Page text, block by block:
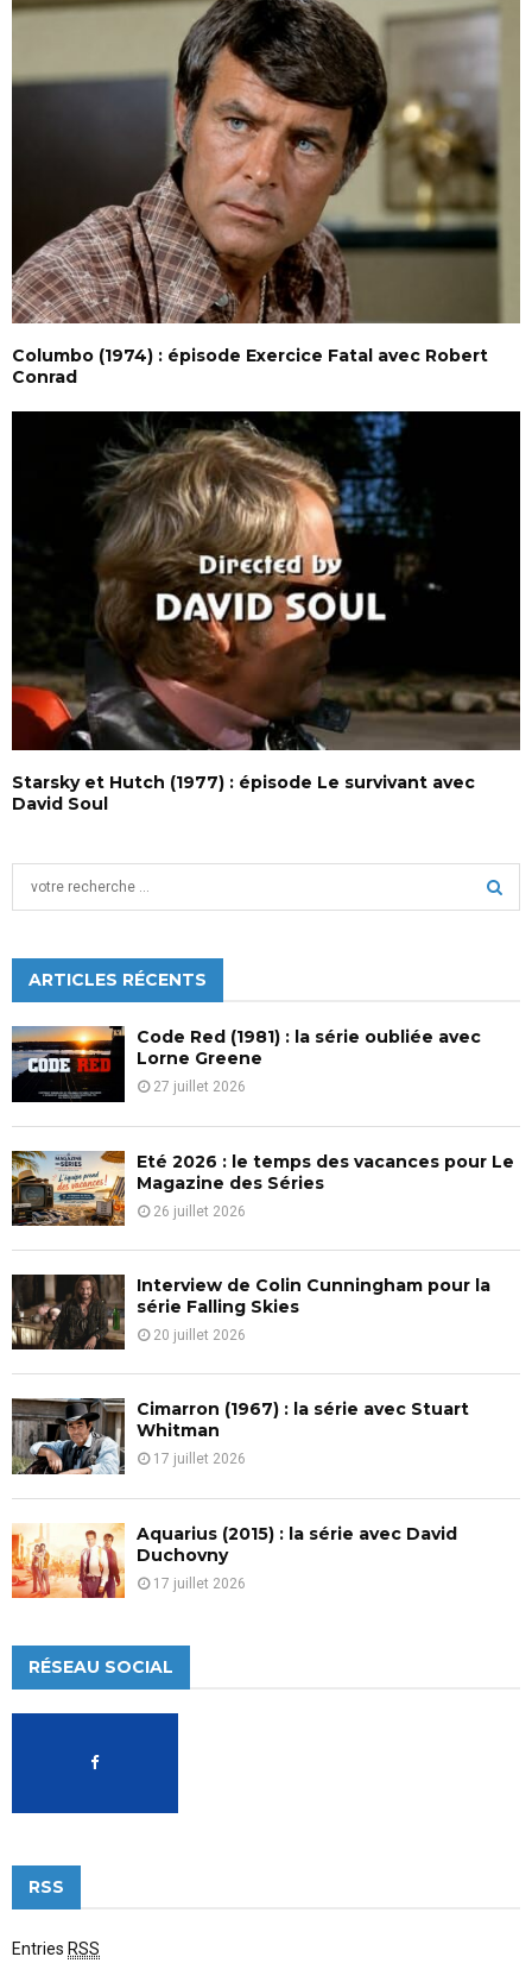
Columbo (1974) : épisode Exercice Fatal avec Robert
Conrad
Starsky et Hutch (1977) : épisode Le survivant avec
David Soul
h
f
o
r
:
C
H
ARTICLES RÉCENTS
Code Red (1981) : la série oubliée avec
Lorne Greene
27 juillet 2026
Eté 2026 : le temps des vacances pour Le
Magazine des Séries
26 juillet 2026
Interview de Colin Cunningham pour la
série Falling Skies
20 juillet 2026
Cimarron (1967) : la série avec Stuart
Whitman
17 juillet 2026
Aquarius (2015) : la série avec David
Duchovny
17 juillet 2026
RÉSEAU SOCIAL
RSS
Entries RSS